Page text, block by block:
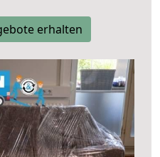
erhalten